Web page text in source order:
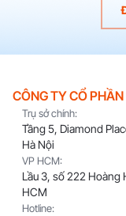
CÔNG TY CỔ PHẦN
Trụ sở chính:
Tầng 5, Diamond
Hà Nội
VP HCM:
Lầu 3, số 222 Hoàng
HCM
Hotline: